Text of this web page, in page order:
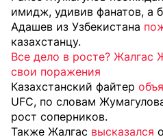
имидж, удивив фанатов, а
Адашев из Узбекистана
казахстанцу.
Все дело в росте? Жалгас
свои поражения
Казахстанский файтер
UFC, по словам
рост соперников.
Также Жалгас высказался